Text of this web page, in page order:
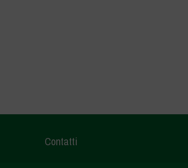
Contatti